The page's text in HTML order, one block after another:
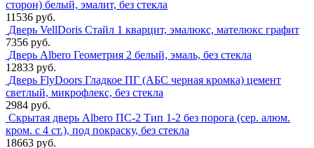
сторон) белый, эмалит, без стекла
11536 руб.
Дверь VellDoris Стайл 1 кварцит, эмалюкс, мателюкс графит
7356 руб.
Дверь Albero Геометрия 2 белый, эмаль, без стекла
12833 руб.
Дверь FlyDoors Гладкое ПГ (АБС черная кромка) цемент
светлый, микрофлекс, без стекла
2984 руб.
Скрытая дверь Albero ПС-2 Тип 1-2 без порога (сер. алюм.
кром. с 4 ст.), под покраску, без стекла
18663 руб.